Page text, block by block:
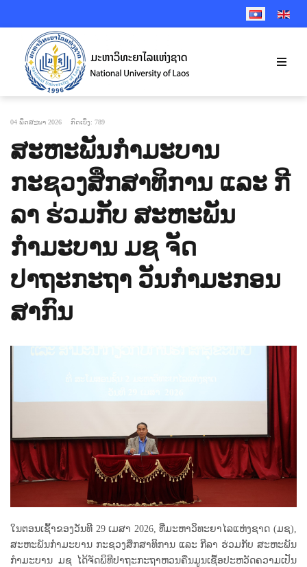
SELECT YOUR
04 ພຶດສະພາ 2026 ກົດເບິ່ງ: 789
ສະຫະພັນກຳມະບານ
ກະຊວງສຶກສາທິການ ແລະ ກີ
ລາ ຮ່ວມກັບ ສະຫະພັນ
ກຳມະບານ ມຊ ຈັດ
ປາຖະກະຖາ ວັນກຳມະກອນ
ສາກົນ
ໃນຕອນເຊົ້າຂອງວັນທີ 29 ເມສາ 2026, ທີ່ມະຫາວິທະຍາໄລແຫ່ງຊາດ (ມຊ),
ສະຫະພັນກຳມະບານ ກະຊວງສຶກສາທິການ ແລະ ກີລາ ຮ່ວມກັບ ສະຫະພັນ
ກຳມະບານ ມຊ ໄດ້ຈັດພິທີປາຖະກະຖາຫວນຄືນມູນເຊື້ອປະຫວັດຄວາມເປັນ